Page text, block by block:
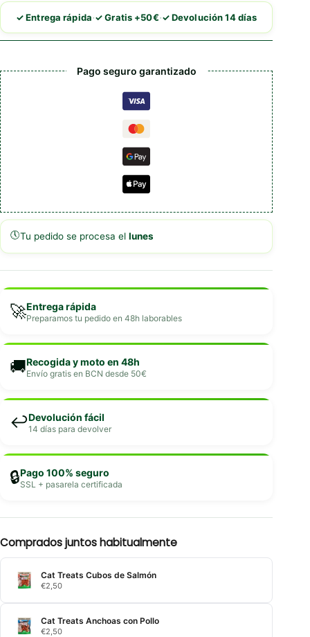
Pollo
cantidad
✓ Entrega rápida·✓ Gratis +50€·✓ Devolución 14 días
Pago seguro garantizado
🕔Tu pedido se procesa el lunes
🚀Entrega rápida
Preparamos tu pedido en 48h laborables
🚚Recogida y moto en 48h
Envío gratis en BCN desde 50€
↩️Devolución fácil
14 días para devolver
🔒Pago 100% seguro
SSL + pasarela certificada
Comprados juntos habitualmente
Cat Treats Cubos de Salmón
€2,50
Cat Treats Anchoas con Pollo
€2,50